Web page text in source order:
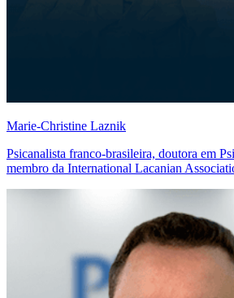
Marie-Christine Laznik
Psicanalista franco-brasileira, doutora em
membro da International Lacanian